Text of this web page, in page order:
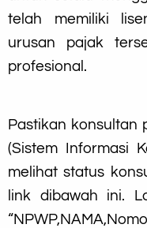
telah memiliki
urusan pajak
profesional.
Pastikan konsultan
(Sistem Informasi
melihat status
link dibawah ini.